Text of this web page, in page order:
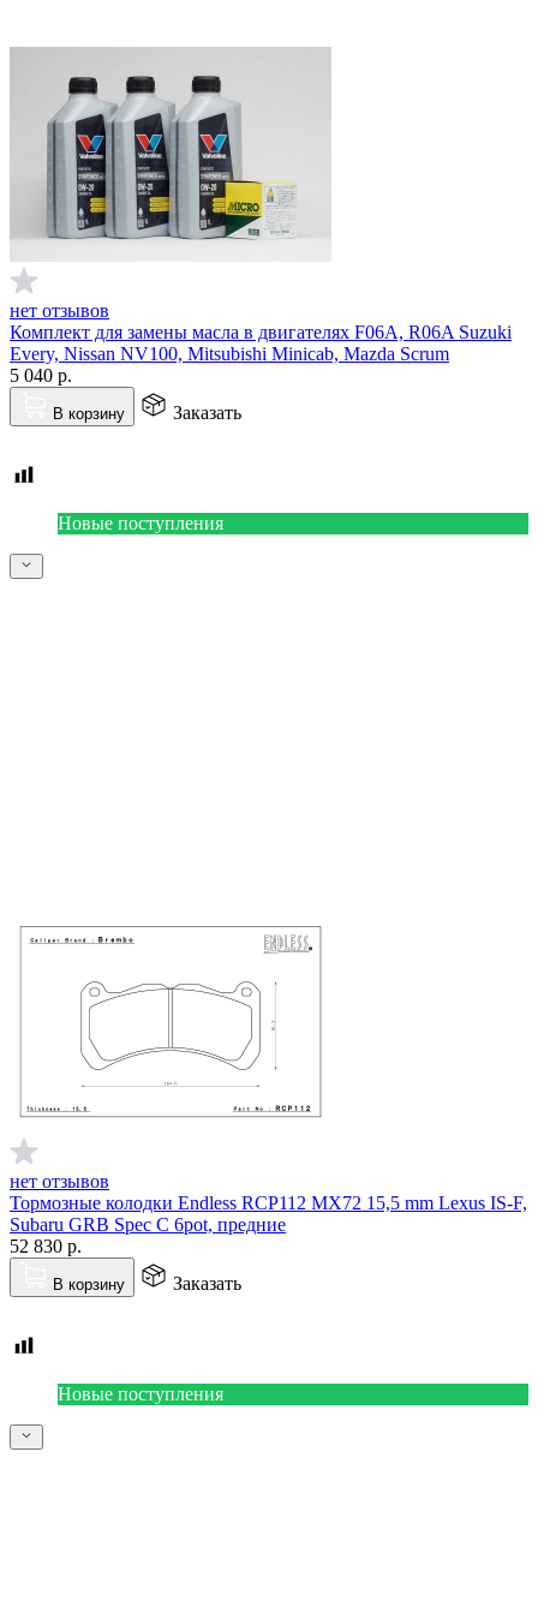
нет отзывов
Комплект для замены масла в двигателях F06A, R06A Suzuki
Every, Nissan NV100, Mitsubishi Minicab, Mazda Scrum
5 040 р.
В корзину Заказать
Новые поступления
нет отзывов
Тормозные колодки Endless RCP112 MX72 15,5 mm Lexus IS-F,
Subaru GRB Spec C 6pot, предние
52 830 р.
В корзину Заказать
Новые поступления